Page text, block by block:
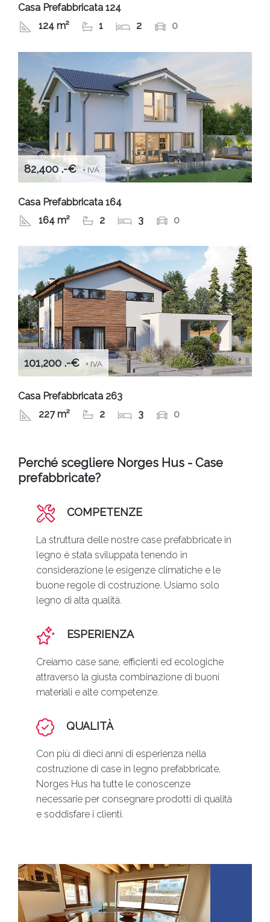
Casa Prefabbricata 124
124 m²
1 2 0
82,400 .-€ + IVA
Casa Prefabbricata 164
164 m²
2 3 0
101,200 .-€ + IVA
Casa Prefabbricata 263
227 m²
2 3 0
Perché scegliere Norges Hus - Case
prefabbricate?
COMPETENZE
La struttura delle nostre case prefabbricate in
legno è stata sviluppata tenendo in
considerazione le esigenze climatiche e le
buone regole di costruzione. Usiamo solo
legno di alta qualità.
ESPERIENZA
Creiamo case sane, efficienti ed ecologiche
attraverso la giusta combinazione di buoni
materiali e alte competenze.
QUALITÀ
Con più di dieci anni di esperienza nella
costruzione di case in legno prefabbricate,
Norges Hus ha tutte le conoscenze
necessarie per consegnare prodotti di qualità
e soddisfare i clienti.